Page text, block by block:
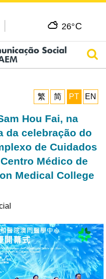
26°C
繁
简 PT EN
Hou Fai, na
da celebração do
de Cuidados
Médico de
Medical College